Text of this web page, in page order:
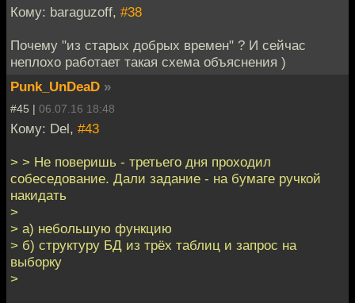
Кому: baraguzoff, #38
Почему "из старых добрых времен" ? И сейчас
неплохо работает такая схема объяснения )
Punk_UnDeaD »
#45 | 06.07.16 18:48
Кому: Del, #43
> > Не поверишь - третьего дня проходил
собеседование. Дали задание - на бумаге ручкой
накидать
>
> а) небольшую функцию
> б) структуру БД из трёх таблиц и запрос на
выборку
>